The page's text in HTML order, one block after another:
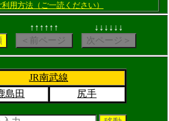
利用方法（ご一読ください）
↑↑↑↑↑↑ ↓↓↓↓↓↓
JR南武線
島田
尻手